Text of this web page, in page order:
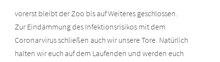
vorerst bleibt der Zoo bis auf Weiteres geschlossen.
Zur Eindämmung des Infektionsrisikos mit dem
Coronarvirus schließen auch wir unsere Tore. Natürlich
halten wir euch auf dem Laufenden und werden euch